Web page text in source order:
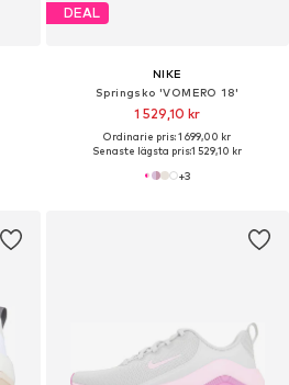
DEAL
NIKE
Springsko 'VOMERO 18'
1 529,10 kr
Ordinarie pris: 1 699,00 kr
Senaste lägsta pris:1 529,10 kr
+3